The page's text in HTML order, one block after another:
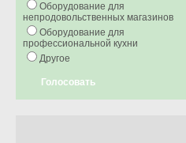
Оборудование для
непродовольственных магазинов
Оборудование для
профессиональной кухни
Другое
Голосовать